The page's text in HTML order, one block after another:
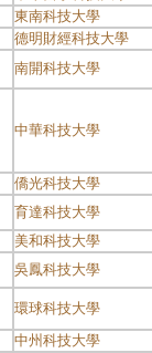
東南科技大學
德明財經科技大學
南開科技大學
中華科技大學
僑光科技大學
育達科技大學
美和科技大學
吳鳳科技大學
環球科技大學
中州科技大學